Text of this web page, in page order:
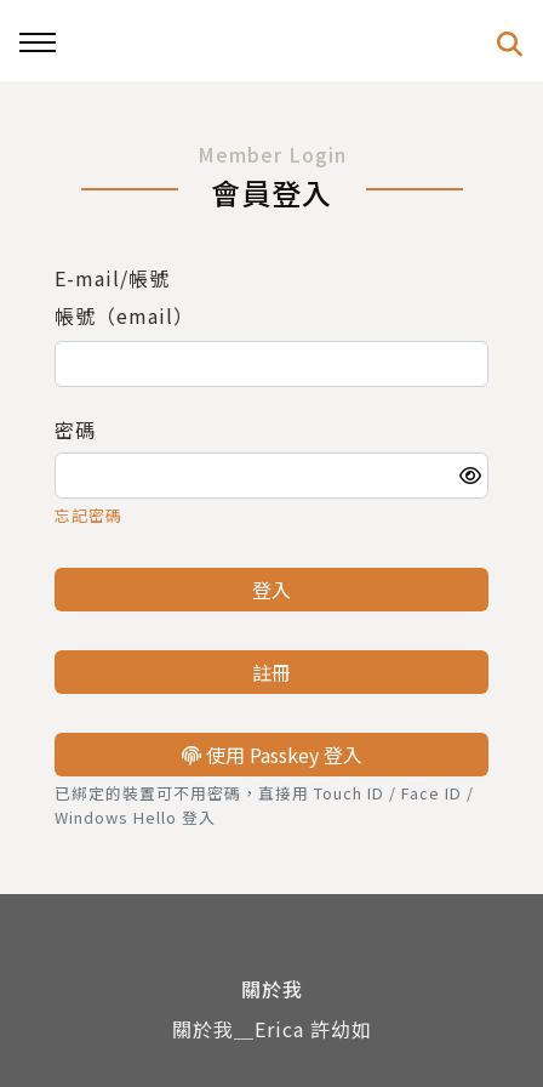
Member Login
會員登入
E-mail/帳號
帳號（email）
密碼
忘記密碼
登入
註冊
使用 Passkey 登入
已綁定的裝置可不用密碼，直接用 Touch ID / Face ID /
Windows Hello 登入
關於我
關於我＿Erica 許幼如